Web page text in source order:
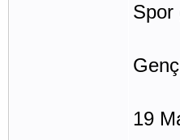
Spor
19